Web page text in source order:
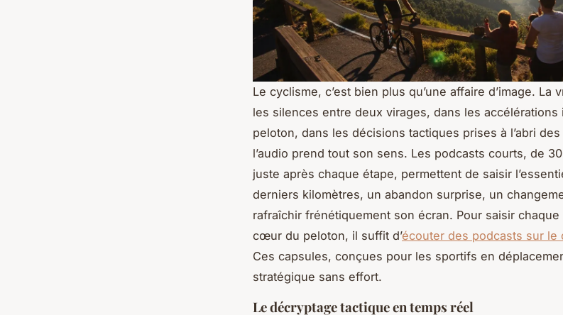
Le cyclisme, c’est bien plus qu’une affaire d’image. La
les silences entre deux virages, dans les accélérations
peloton, dans les décisions tactiques prises à l’abri des
l’audio prend tout son sens. Les podcasts courts, de
juste après chaque étape, permettent de saisir
derniers kilomètres, un abandon surprise, un
rafraîchir frénétiquement son écran. Pour saisir
cœur du peloton, il suffit d’écouter des podcasts sur le
Ces capsules, conçues pour les sportifs en
stratégique sans effort.
Le décryptage tactique en temps réel